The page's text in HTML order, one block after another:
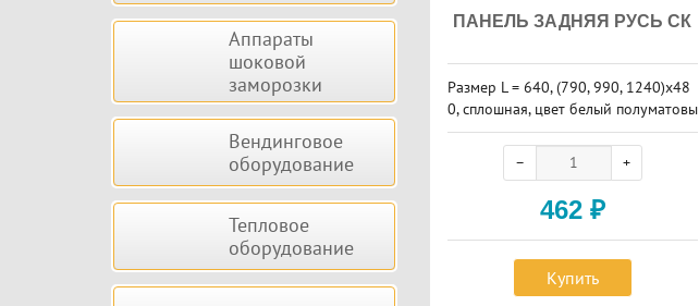
ПАНЕЛЬ ЗАДНЯЯ РУСЬ СК
Размер L = 640, (790, 990, 1240)х48
0, сплошная, цвет белый полуматовы
й
462 ₽
Купить
Аппараты
шоковой
заморозки
Вендинговое
оборудование
Тепловое
оборудование